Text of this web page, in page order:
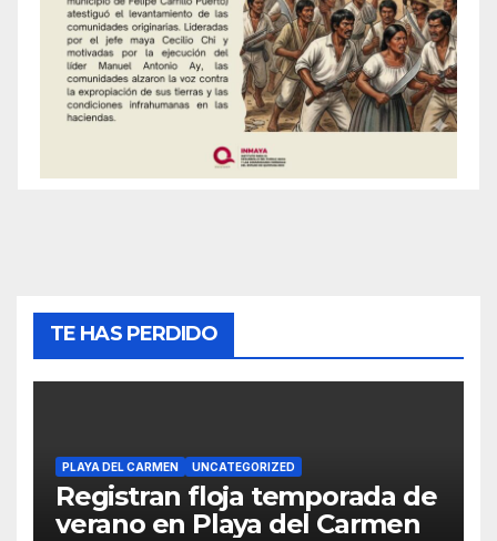
TE HAS PERDIDO
PLAYA DEL CARMEN UNCATEGORIZED
Registran floja temporada de
verano en Playa del Carmen